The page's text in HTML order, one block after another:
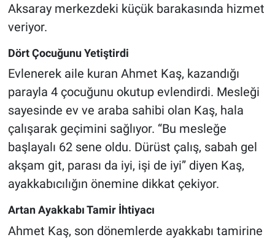
Aksaray merkezdeki küçük barakasında hizmet
veriyor.
Dört Çocuğunu Yetiştirdi
Evlenerek aile kuran Ahmet Kaş, kazandığı
parayla 4 çocuğunu okutup evlendirdi. Mesleği
sayesinde ev ve araba sahibi olan Kaş, hala
çalışarak geçimini sağlıyor. “Bu mesleğe
başlayalı 62 sene oldu. Dürüst çalış, sabah gel
akşam git, parası da iyi, işi de iyi” diyen Kaş,
ayakkabıcılığın önemine dikkat çekiyor.
Artan Ayakkabı Tamir İhtiyacı
Ahmet Kaş, son dönemlerde ayakkabı tamirine